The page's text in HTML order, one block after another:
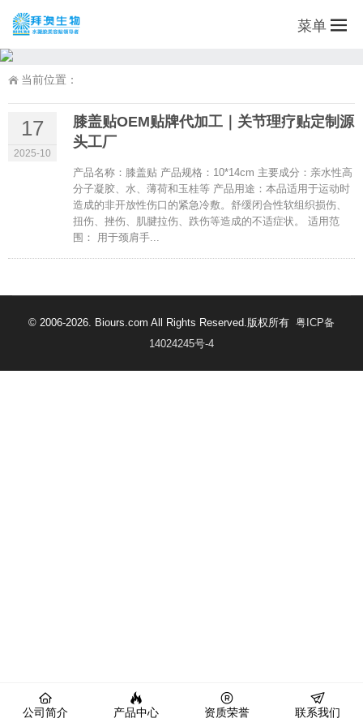
菜单
当前位置：
17
2025-10
膝盖贴OEM贴牌代加工｜关节理疗贴定制源
头工厂
产品名称：膝盖贴 产品规格：10*14cm 主要成分：亲水性高
分子凝胶、水、薄荷和玉桂等 产品用途：本品适用于运动时
造成的非开放性伤口的紧急冷敷。舒缓闭合性软组织损伤、
扭伤、挫伤、肌腱拉伤、跌伤等造成的不适症状。 适用范
围： 用于颈肩手...
© 2006-2026. Biours.com All Rights Reserved.版权所有 粤ICP备
14024245号-4
公司简介 产品中心 资质荣誉 联系我们